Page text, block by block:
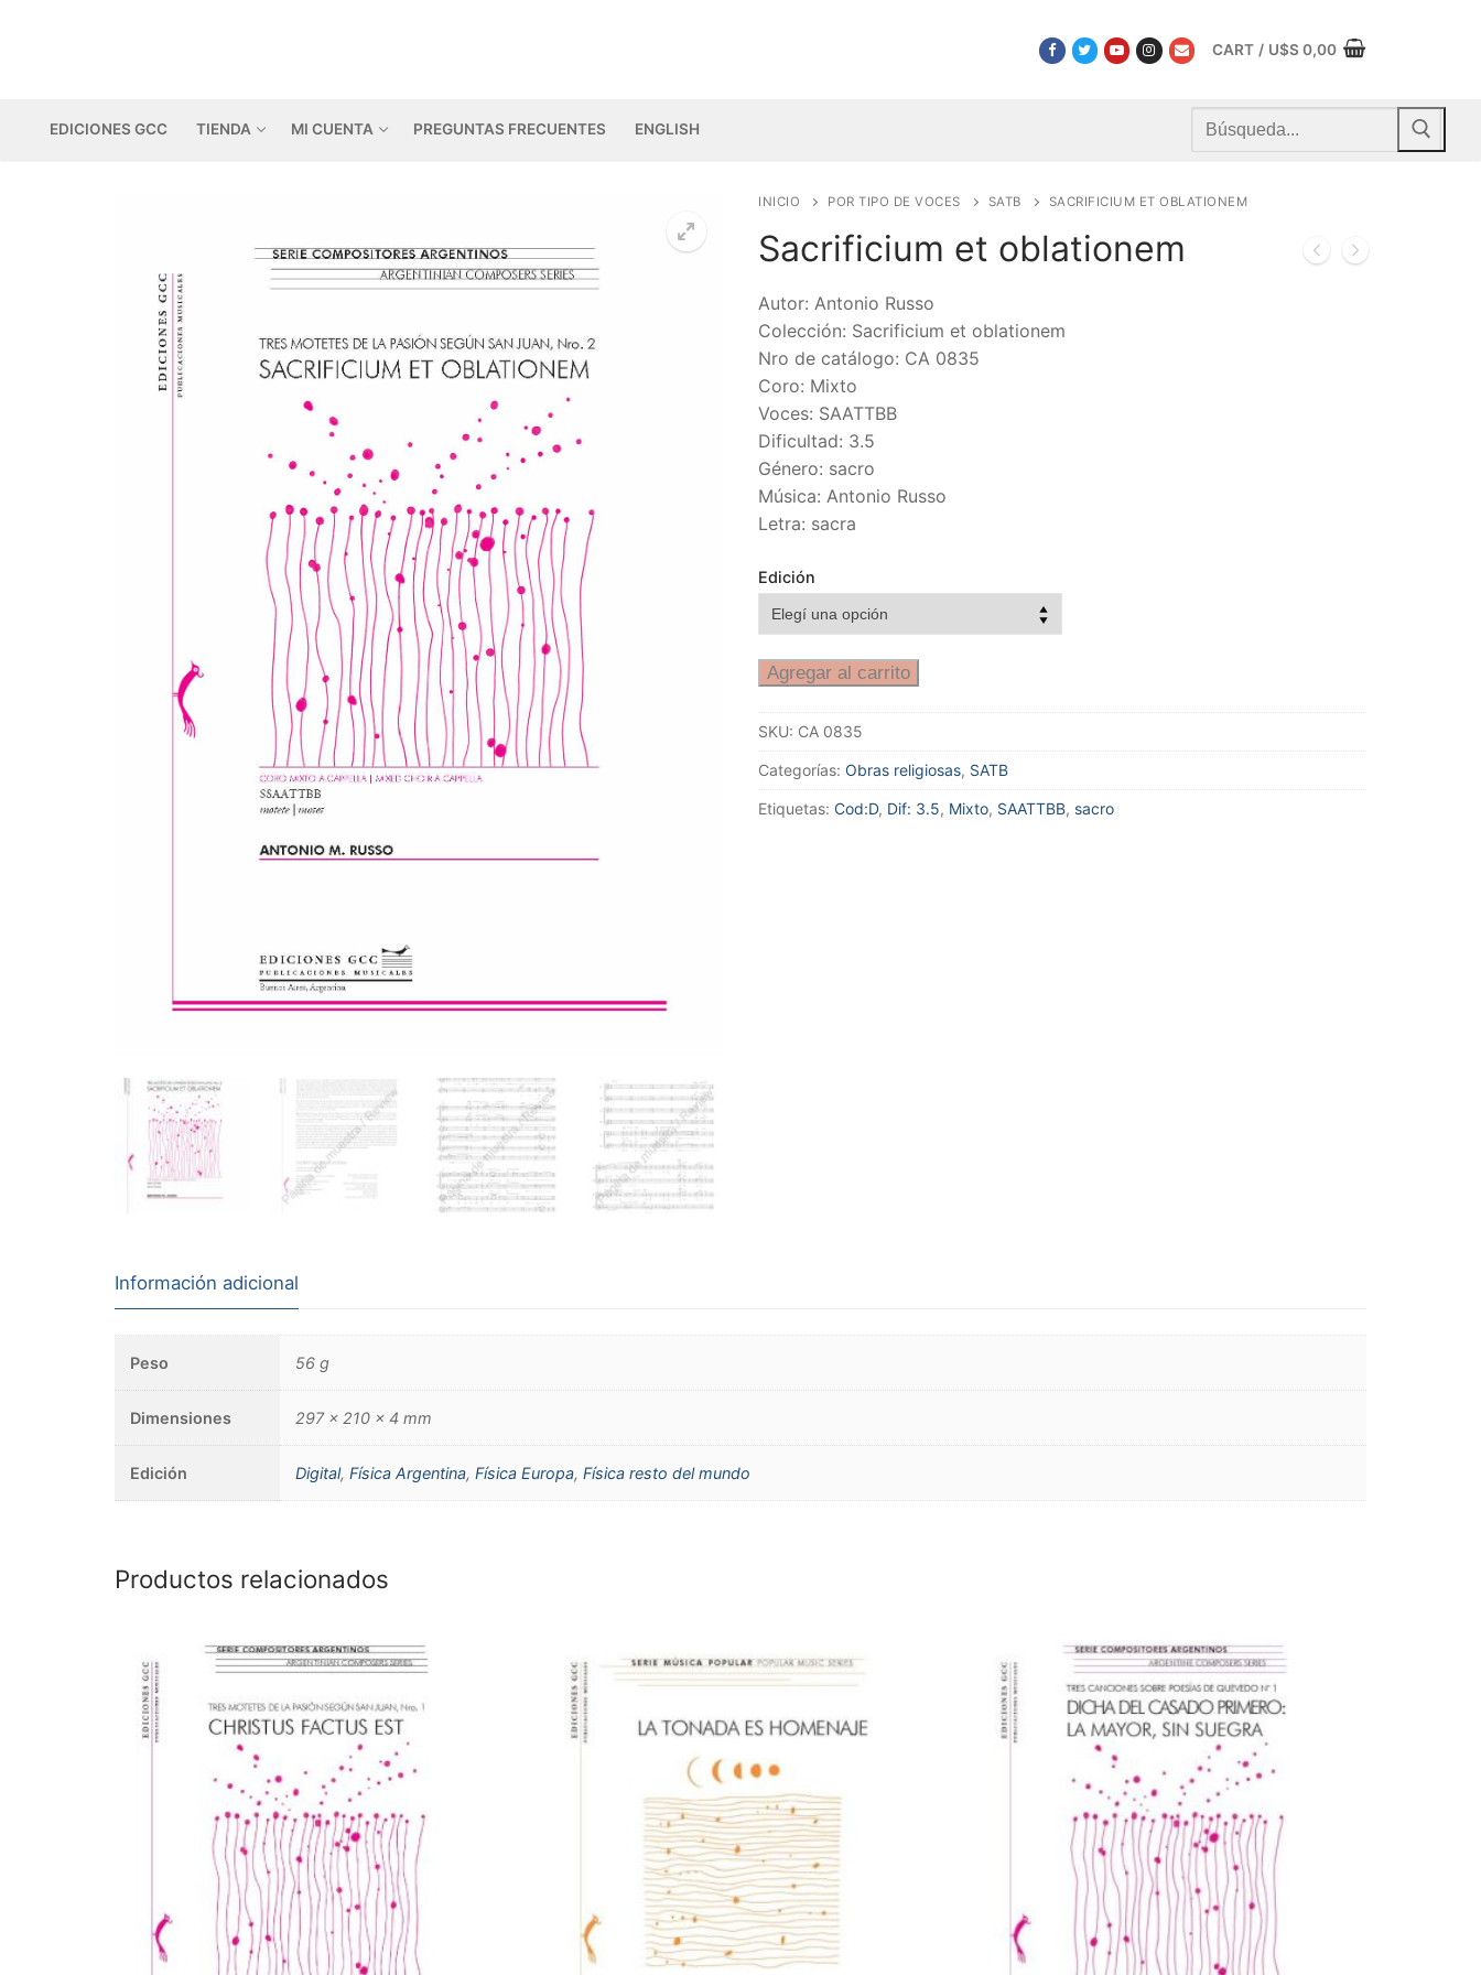
CART / U$S 0,00
EDICIONES GCC TIENDA MI CUENTA PREGUNTAS FRECUENTES ENGLISH
Buscar
INICIO POR TIPO DE VOCES SATB SACRIFICIUM ET OBLATIONEM
Sacrificium et oblationem
Autor: Antonio Russo
Colección: Sacrificium et oblationem
Nro de catálogo: CA 0835
Coro: Mixto
Voces: SAATTBB
Dificultad: 3.5
Género: sacro
Música: Antonio Russo
Letra: sacra
Edición
Agregar al carrito
SKU: CA 0835
Categorías: Obras religiosas, SATB
Etiquetas: Cod:D, Dif: 3.5, Mixto, SAATTBB, sacro
Información adicional
Peso 56 g
Dimensiones 297 × 210 × 4 mm
Edición Digital,Física Argentina,Física Europa,Física resto del mundo
Productos relacionados